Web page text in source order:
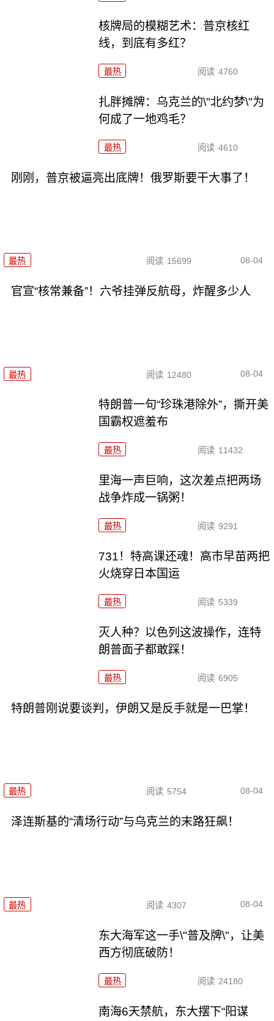
核牌局的模糊艺术：普京核红
线，到底有多红？
最热 阅读 4760
扎胖摊牌：乌克兰的\"北约梦\"为
何成了一地鸡毛？
最热 阅读 4610
刚刚，普京被逼亮出底牌！俄罗斯要干大事了！
最热 阅读 15699 08-04
官宣“核常兼备”！六爷挂弹反航母，炸醒多少人
最热 阅读 12480 08-04
特朗普一句“珍珠港除外”，撕开美
国霸权遮羞布
最热 阅读 11432
里海一声巨响，这次差点把两场
战争炸成一锅粥！
最热 阅读 9291
731！特高课还魂！高市早苗两把
火烧穿日本国运
最热 阅读 5339
灭人种？以色列这波操作，连特
朗普面子都敢踩！
最热 阅读 6905
特朗普刚说要谈判，伊朗又是反手就是一巴掌！
最热 阅读 5754 08-04
泽连斯基的“清场行动”与乌克兰的末路狂飙！
最热 阅读 4307 08-04
东大海军这一手\"普及牌\"，让美
西方彻底破防！
最热 阅读 24180
南海6天禁航，东大摆下“阳谋